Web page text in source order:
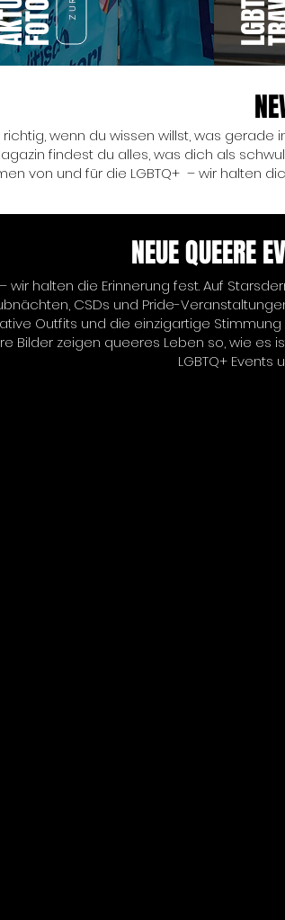
wenn du wissen willst, was gerade
findest du alles, was dich als
von und für die LGBTQ+ – wir halten
NEUE QUEERE
wir halten die Erinnerung fest. Auf
CSDs und Pride-
Outfits und die einzigartige
Bilder zeigen queeres Leben so, wie es
LGBTQ+